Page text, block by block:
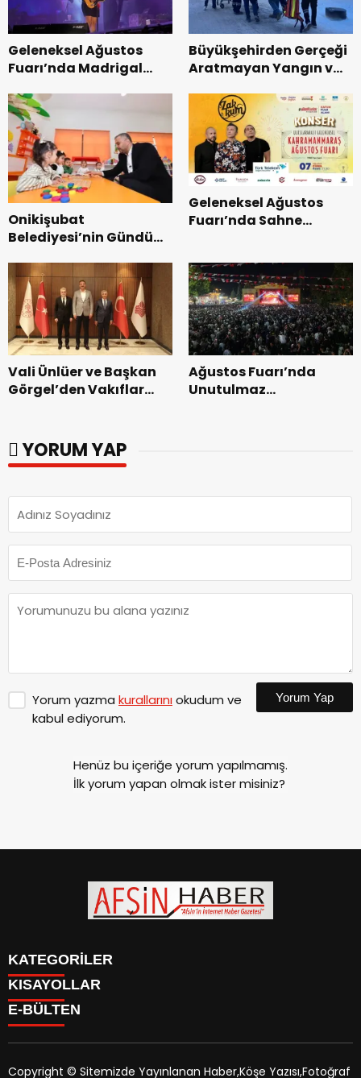
Geleneksel Ağustos
Fuarı’nda Madrigal
Büyükşehirden Gerçeği
Aratmayan Yangın ve
Onikişubat
Belediyesi’nin Gündüz
dönemin ön kayıtları
başladı.
Geleneksel Ağustos
Fuarı’nda Sahne
Vali Ünlüer ve Başkan
Görgel’den Vakıflar
Ağustos Fuarı’nda
Unutulmaz
YORUM YAP
Yorum yazma kurallarınıokudum ve
kabul ediyorum.
Yorum Yap
Henüz bu içeriğe yorum yapılmamış.
İlk yorum yapan olmak ister misiniz?
KATEGORİLER
SİYASET
EĞİTİM
MAGAZİN
KISAYOLLAR
SİYASET
EĞİTİM
E-BÜLTEN
Copyright © Sitemizde Yayınlanan Haber,Köşe Yazısı,Fotoğraf